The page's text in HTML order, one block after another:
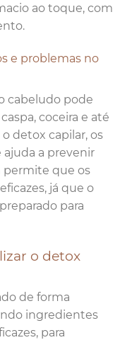
ao toque, com
e problemas no
cabeludo pode
coceira e até
detox capilar, os
ajuda a prevenir
permite que os
já que o
para
o detox
de forma
ingredientes
para